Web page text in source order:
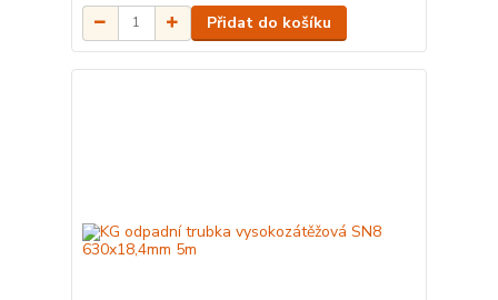
Přidat do košíku